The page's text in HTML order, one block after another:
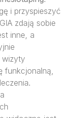
i przyspieszyć
zdają sobie
inne, a
wizyty
funkcjonalną,